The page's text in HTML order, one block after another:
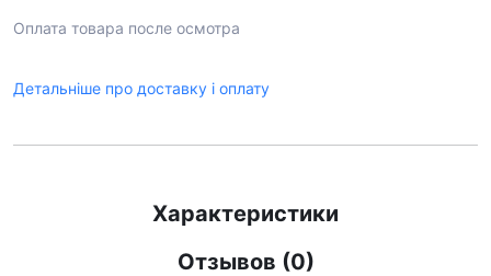
Оплата товара после осмотра
Детальніше про доставку і оплату
Характеристики
Отзывов (0)